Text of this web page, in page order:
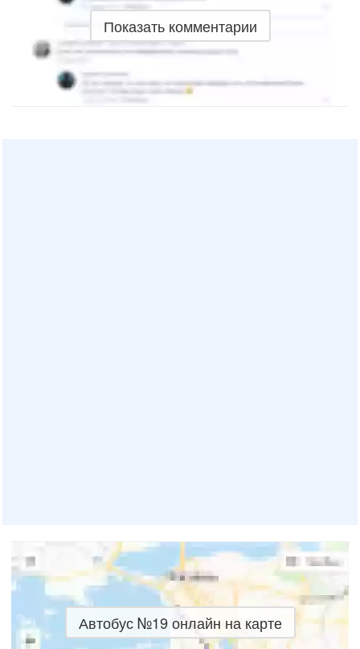
Показать комментарии
Автобус №19 онлайн на карте